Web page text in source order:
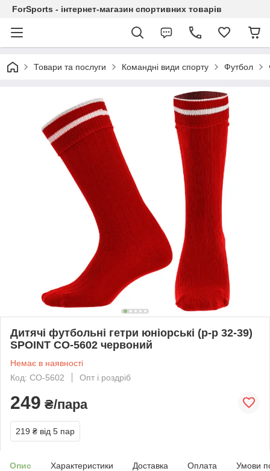
ForSports - інтернет-магазин спортивних товарів
Товари та послуги Командні види спорту Футбол
Дитячі футбольні гетри юніорські (р-р 32-39)
SPOINT CO-5602 червоний
Немає в наявності
Код: CO-5602
Опт і роздріб
249 ₴/пара
219 ₴ від 5 пар
Опис Характеристики Доставка Оплата Умови